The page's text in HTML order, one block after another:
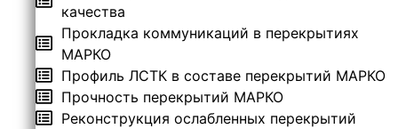
качества
Прокладка коммуникаций в перекрытиях
МАРКО
Профиль ЛСТК в составе перекрытий МАРКО
Прочность перекрытий МАРКО
Реконструкция ослабленных перекрытий